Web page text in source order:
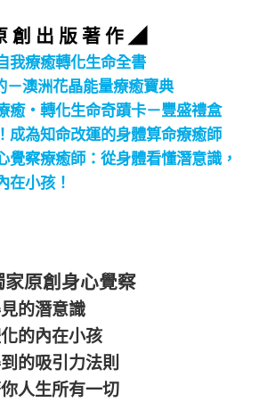
創 出 版 著 作 ◢
我療癒轉化生命全書
－澳洲花晶能量療癒寶典
癒‧轉化生命奇蹟卡－豐盛禮盒
成為知命改運的身體算命療癒師
覺察療癒師：從身體看懂潛意識，
在小孩！
原創身心覺察
的潛意識
的內在小孩
的吸引力法則
人生所有一切